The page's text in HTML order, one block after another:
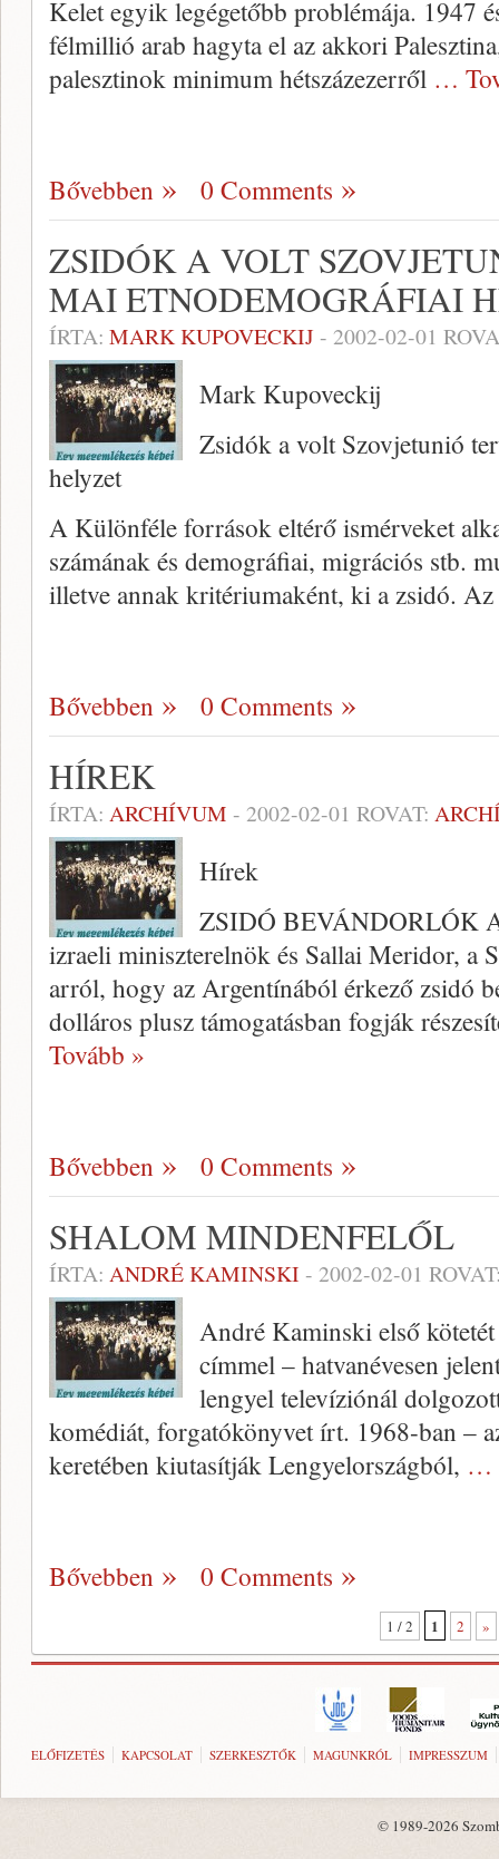
Kelet egyik legé­getőbb problémája. 1947
félmillió arab hagyta el az akkori
palesztinok minimum hétszáze­zerről …
Bővebben 0 Comments
ZSIDÓK A VOLT
MAI ETNODEMOGRÁFIAI
ÍRTA: MARK KUPOVECKIJ- 2002-02-01
Mark Kupoveckij
Zsidók a volt Szovjetunió
helyzet
A Különféle források eltérő ismérveket
számának és demográfiai, migrációs stb.
illetve annak kritériumaként, ki a zsidó.
Bővebben 0 Comments
HÍREK
ÍRTA: ARCHÍVUM - 2002-02-01 ROVAT:
Hírek
ZSIDÓ BEVÁNDORLÓK
izraeli miniszterelnök és Sallai Meridor, a
arról, hogy az Argentínából érkező zsi­dó
dolláros plusz támoga­tásban fogják
Tovább »
Bővebben 0 Comments
SHALOM MINDENFELŐL
ÍRTA: ANDRÉ KAMINSKI - 2002-02-01
André Kaminski első
címmel – hatva­névesen
lengyel televíziónál
komédiát, forgatókönyvet írt. 1968-ban –
keretében kiutasítják Lengyelországból, …
Bővebben 0 Comments
1 / 2 1 2 »
ELŐFIZETÉS KAPCSOLAT SZERKESZTŐK MAGUNKRÓL IMPRESSZUM
© 1989-2026